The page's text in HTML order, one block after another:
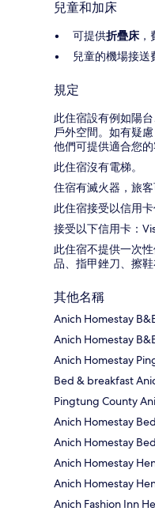
兒童和加床
可提供折疊床
兒童的機場接
規定
此住宿設有例如陽
戶外空間。如有疑
他們可提供適合您的
此住宿沒有電梯。
住宿有滅火器，旅客
此住宿接受以信用卡
接受以下信用卡：
此住宿不提供一次
品、指甲銼刀、擦鞋
其他名稱
Anich Homestay
Anich Homestay
Anich Homestay
Bed & breakfast
Pingtung County
Anich Homestay
Anich Homestay
Anich Homestay
Anich Homestay
Anich Fashion Inn